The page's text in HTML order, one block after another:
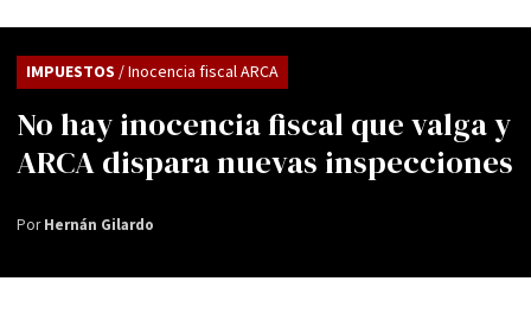
No hay inocencia fiscal que valga y
ARCA dispara nuevas inspecciones
IMPUESTOS / Inocencia fiscal ARCA
PorHernán Gilardo